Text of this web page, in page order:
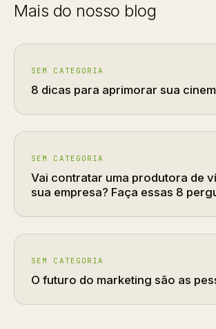
Mais do nosso blog
SEM CATEGORIA
8 dicas para aprimorar sua
SEM CATEGORIA
Vai contratar uma produtora de
sua empresa? Faça essas 8
SEM CATEGORIA
O futuro do marketing são as